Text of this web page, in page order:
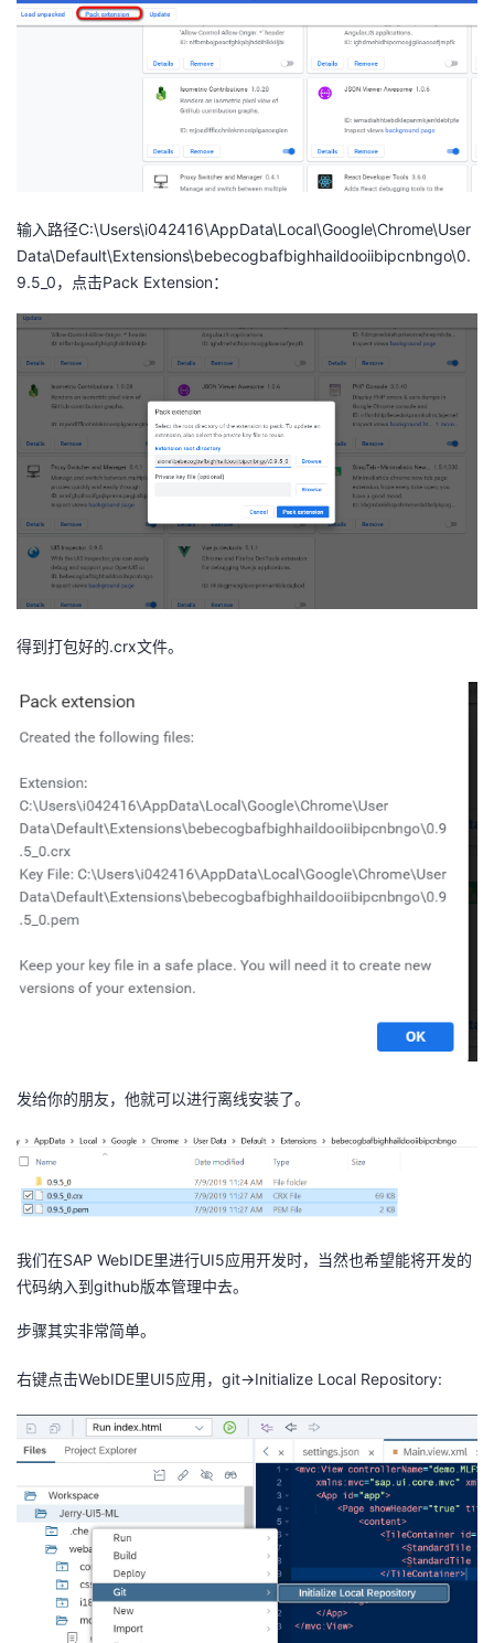
输入路径C:\Users\i042416\AppData\Local\Google\Chrome\User
Data\Default\Extensions\bebecogbafbighhaildooiibipcnbngo\0.
9.5_0，点击Pack Extension：
得到打包好的.crx文件。
发给你的朋友，他就可以进行离线安装了。
我们在SAP WebIDE里进行UI5应用开发时，当然也希望能将开发的
代码纳入到github版本管理中去。
步骤其实非常简单。
右键点击WebIDE里UI5应用，git->Initialize Local Repository: